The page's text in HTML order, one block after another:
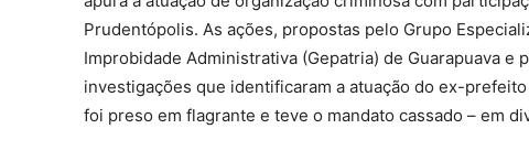
Prudentópolis. As ações, propostas pelo Grupo
Improbidade Administrativa (Gepatria) de Guarapuava
investigações que identificaram a atuação do ex-
foi preso em flagrante e teve o mandato cassado – em